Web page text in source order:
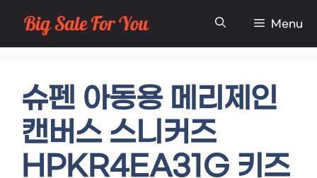
Skip
to
Menu
슈펜 아동용 메리제인
캔버스 스니커즈
HPKR4EA31G 키즈